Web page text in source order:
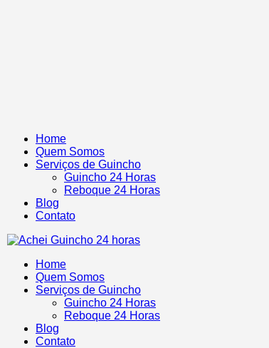
Home
Quem Somos
Serviços de Guincho
Guincho 24 Horas
Reboque 24 Horas
Blog
Contato
Home
Quem Somos
Serviços de Guincho
Guincho 24 Horas
Reboque 24 Horas
Blog
Contato